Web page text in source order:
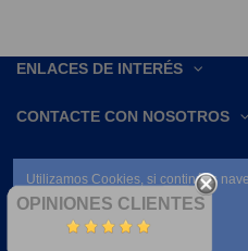
ENLACES DE INTERÉS
CONTACTE CON NOSOTROS
OPINIONES CLIENTES
Utilizamos Cookies, si continúas
uso.
Leer condiciones